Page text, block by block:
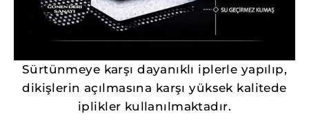
Sürtünmeye karşı dayanıklı iplerle yapılıp,
dikişlerin açılmasına karşı yüksek kalitede
iplikler kullanılmaktadır.